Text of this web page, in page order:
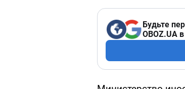
Будьте
OBOZ.UA